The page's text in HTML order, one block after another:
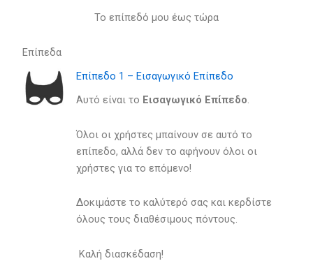
Το επίπεδό μου έως τώρα
Επίπεδα
Επίπεδο 1 – Εισαγωγικό Επίπεδο
Αυτό είναι το Eισαγωγικό Eπίπεδο.
Όλοι οι χρήστες μπαίνουν σε αυτό το
επίπεδο, αλλά δεν το αφήνουν όλοι οι
χρήστες για το επόμενο!
Δοκιμάστε το καλύτερό σας και κερδίστε
όλους τους διαθέσιμους πόντους.
Καλή διασκέδαση!